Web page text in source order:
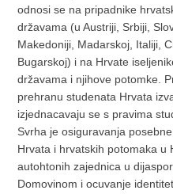
odnosi se na pripadnike
državama (u Austriji, Srbiji,
Makedoniji, Madarskoj, Italiji,
Bugarskoj) i na Hrvate
državama i njihove potomke.
prehranu studenata Hrvata
izjednacavaju se s pravima
Svrha je osiguravanja
Hrvata i hrvatskih potomaka u
autohtonih zajednica u
Domovinom i ocuvanje